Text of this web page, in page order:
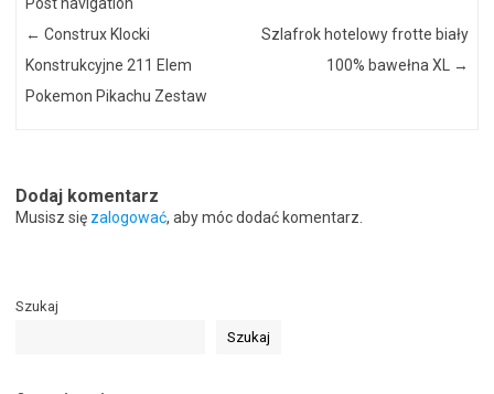
Post navigation
← Construx Klocki
Konstrukcyjne 211 Elem
Pokemon Pikachu Zestaw
Szlafrok hotelowy frotte biały
100% bawełna XL →
Dodaj komentarz
Musisz się zalogować, aby móc dodać komentarz.
Szukaj
Szukaj